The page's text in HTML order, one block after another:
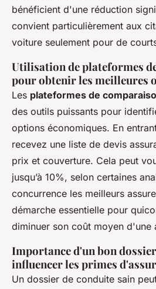
bénéficient d'une réduction
convient particulièrement aux
voiture seulement pour de
Utilisation de plateformes
pour obtenir les meilleures
Les plateformes de
des outils puissants pour
options économiques. En
recevez une liste de devis
prix et couverture. Cela peut
jusqu’à 10%, selon certaines
concurrence les meilleurs
démarche essentielle pour
diminuer son coût moyen d'une
Importance d'un bon
influencer les primes
Un dossier de conduite sain